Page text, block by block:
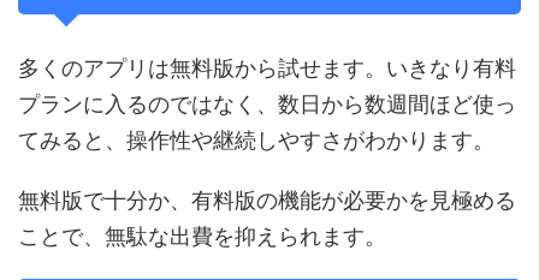
多くのアプリは無料版から試せます。いきなり有料
プランに入るのではなく、数日から数週間ほど使っ
てみると、操作性や継続しやすさがわかります。
無料版で十分か、有料版の機能が必要かを見極める
ことで、無駄な出費を抑えられます。